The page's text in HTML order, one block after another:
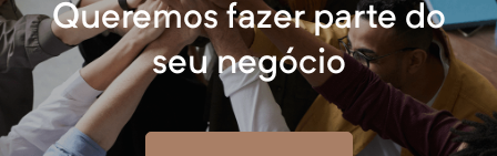
Queremos fazer parte do
seu negócio